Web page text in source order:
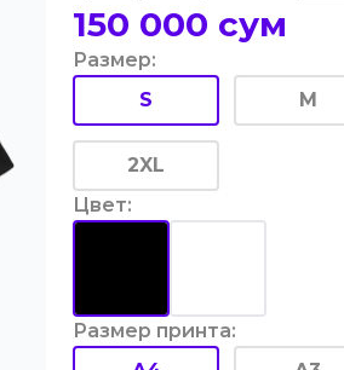
150 000 сум
Размер:
S
M
2XL
Цвет:
Размер принта: